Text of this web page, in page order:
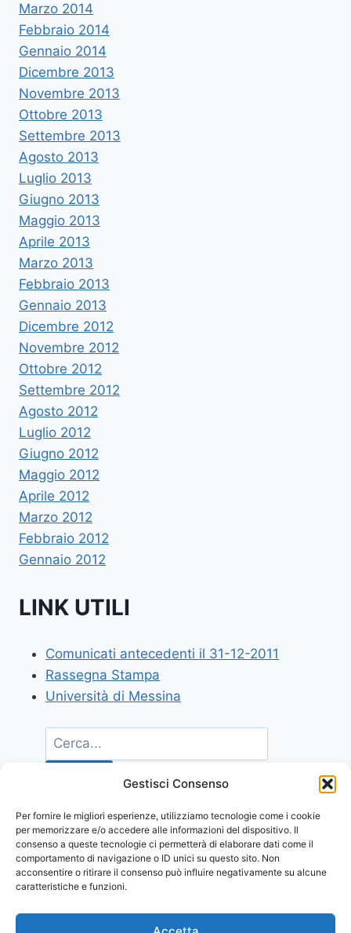
Gestisci Consenso
Per fornire le migliori esperienze, utilizziamo tecnologie come i cookie
per memorizzare e/o accedere alle informazioni del dispositivo. Il
consenso a queste tecnologie ci permetterà di elaborare dati come il
comportamento di navigazione o ID unici su questo sito. Non
acconsentire o ritirare il consenso può influire negativamente su alcune
caratteristiche e funzioni.
Marzo 2014
Febbraio 2014
Gennaio 2014
Dicembre 2013
Novembre 2013
Ottobre 2013
Settembre 2013
Agosto 2013
Luglio 2013
Giugno 2013
Maggio 2013
Aprile 2013
Marzo 2013
Febbraio 2013
Gennaio 2013
Dicembre 2012
Novembre 2012
Ottobre 2012
Settembre 2012
Agosto 2012
Luglio 2012
Giugno 2012
Maggio 2012
Aprile 2012
Marzo 2012
Febbraio 2012
Gennaio 2012
LINK UTILI
Comunicati antecedenti il 31-12-2011
Rassegna Stampa
Università di Messina